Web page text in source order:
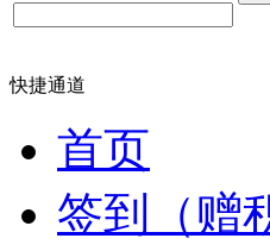
快捷通道
首页
签到（赠